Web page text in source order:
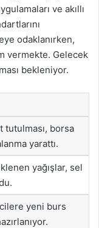
ve akıllı
odaklanırken,
vermekte. Gelecek
bekleniyor.
tutulması, borsa
yarattı.
yağışlar, sel
yeni burs